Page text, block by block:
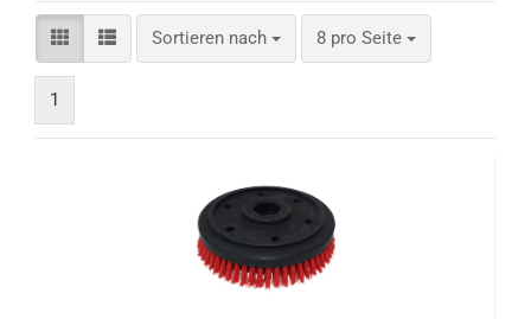
Sortieren nach
Sortieren nach 8 pro Seite
pro Seite
1